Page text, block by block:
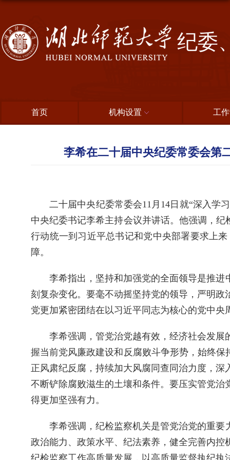
纪委
首页 机构设置 工
李希在二十届中央纪委常委会第
二十届中央纪委常委会11月14日就“深入学
中央纪委书记李希主持会议并讲话。他强调，
行动统一到习近平总书记和党中央部署要求上
障。
李希指出，坚持和加强党的全面领导是推
刻复杂变化。要毫不动摇坚持党的领导，严明
党更加紧密团结在以习近平同志为核心的党中
李希强调，管党治党越有效，经济社会发
握当前党风廉政建设和反腐败斗争形势，始终
正风肃纪反腐，持续加大风腐同查同治力度，
不断铲除腐败滋生的土壤和条件。要压实管党
得更加坚强有力。
李希强调，纪检监察机关是管党治党的重
政治能力、政策水平、纪法素养，健全完善内
纪检监察工作高质量发展，以高质量监督执纪